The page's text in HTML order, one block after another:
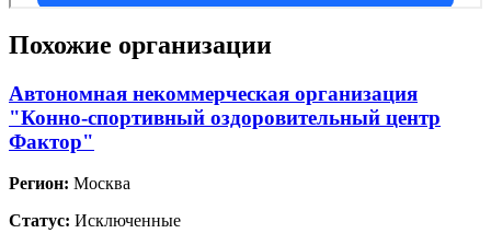
Похожие организации
Автономная некоммерческая организация
"Конно-спортивный оздоровительный центр
Фактор"
Регион: Москва
Статус: Исключенные